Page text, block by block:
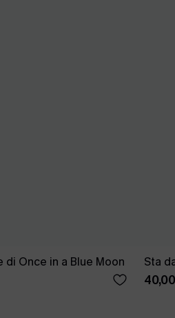
di Once in a Blue Moon Sta